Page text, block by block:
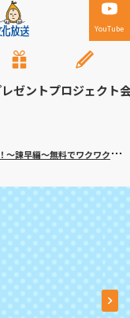
YouTube
ゼントプロジェクト
料でワクワク体験！大人の隠れ家カフェも